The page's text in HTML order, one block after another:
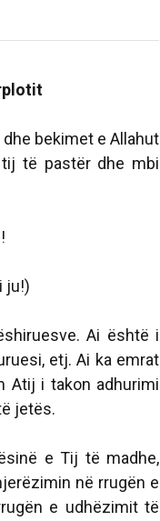
bekimet e Allahut
të pastër dhe mbi
ju!)
Ai është i
etj. Ai ka emrat
Atij i takon adhurimi
jetës.
e Tij të madhe,
në rrugën e
e udhëzimit të